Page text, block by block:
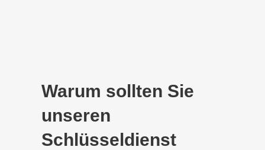
Warum sollten Sie
unseren
Schlüsseldienst